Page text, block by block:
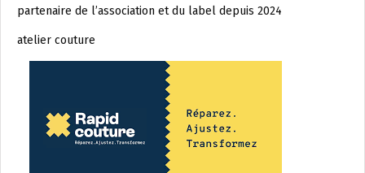
partenaire de l’association et du label depuis 2024
atelier couture